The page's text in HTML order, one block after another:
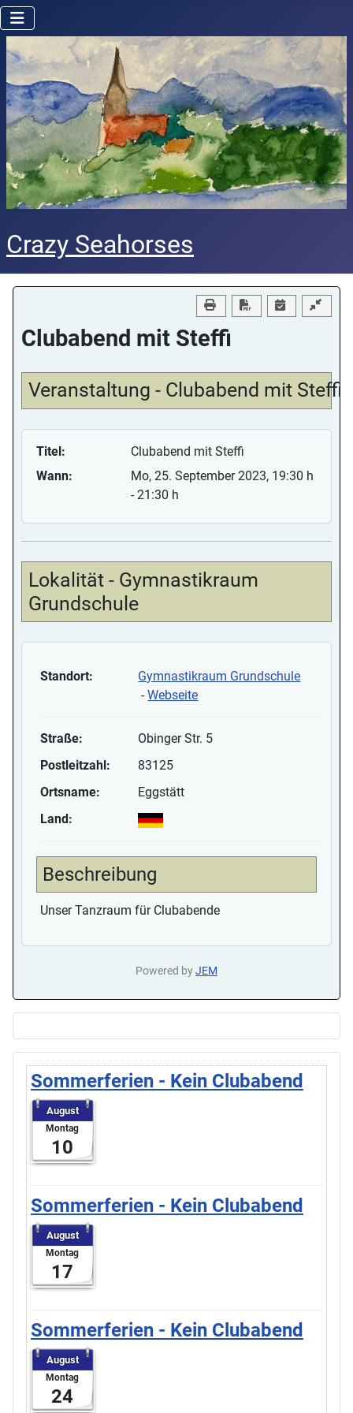
Crazy Seahorses
Download PDF
Clubabend mit Steffi
Veranstaltung - Clubabend mit Steffi
Titel:
Clubabend mit Steffi
Wann:
Mo, 25. September 2023, 19:30 h
-21:30 h
Lokalität - Gymnastikraum
Grundschule
Standort:
Gymnastikraum Grundschule
-Webseite
Straße:
Obinger Str. 5
Postleitzahl:
83125
Ortsname:
Eggstätt
Land:
Beschreibung
Unser Tanzraum für Clubabende
Powered byJEM
Sommerferien - Kein Clubabend
August
Montag
10
Sommerferien - Kein Clubabend
August
Montag
17
Sommerferien - Kein Clubabend
August
Montag
24